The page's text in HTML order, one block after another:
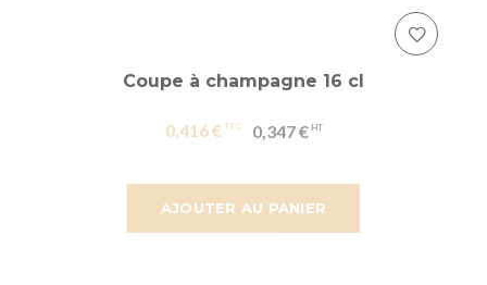
AJOUTER AU PANIER
Coupe à champagne 16 cl
0,416 € 0,347 €